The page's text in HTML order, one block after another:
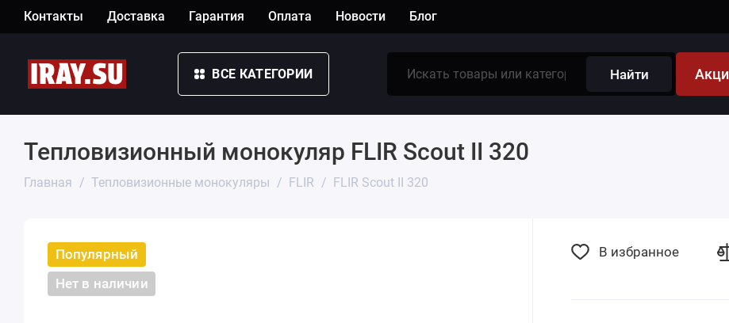
Контакты Доставка Гарантия Оплата Новости Блог
ВСЕ КАТЕГОРИИ Найти
Тепловизионный монокуляр FLIR Scout II 320
Главная Тепловизионные монокуляры FLIR FLIR Scout II 320
Популярный
Нет в наличии
В избранное